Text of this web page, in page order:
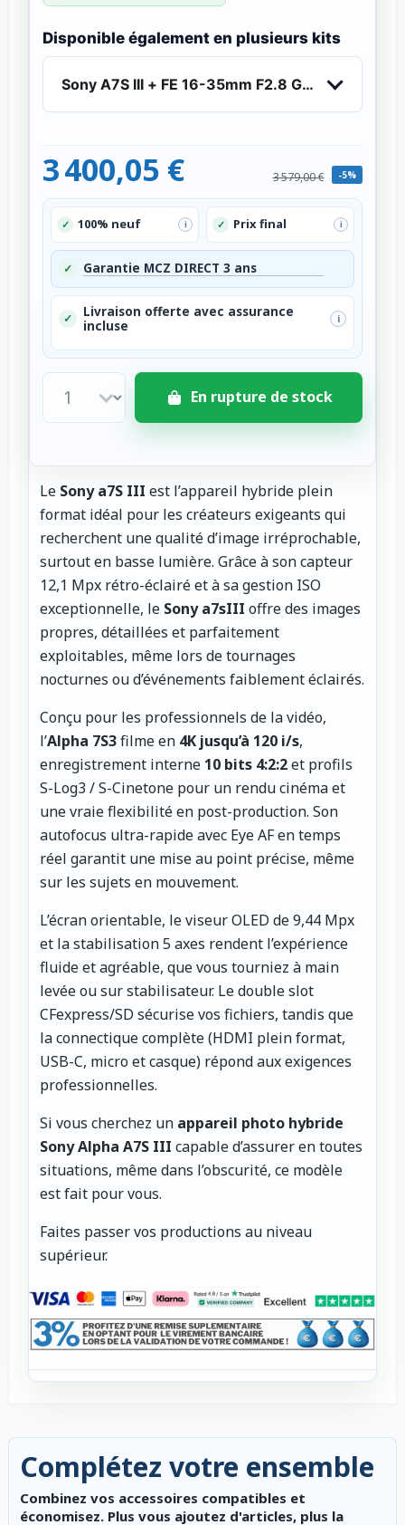
Disponible également en plusieurs kits
Sony A7S III + FE 16-35mm F2.8 GM - Appareil
3 400,05 € 3 579,00 € -5%
✓ 100% neuf i ✓ Prix final i
✓ Garantie MCZ DIRECT 3 ans
✓
Livraison offerte avec assurance
incluse
i
En rupture de stock
Le Sony a7S III est l’appareil hybride plein
format idéal pour les créateurs exigeants qui
recherchent une qualité d’image irréprochable,
surtout en basse lumière. Grâce à son capteur
12,1 Mpx rétro-éclairé et à sa gestion ISO
exceptionnelle, le Sony a7sIII offre des images
propres, détaillées et parfaitement
exploitables, même lors de tournages
nocturnes ou d’événements faiblement éclairés.
Conçu pour les professionnels de la vidéo,
l’Alpha 7S3filme en 4K jusqu’à 120 i/s,
enregistrement interne 10 bits 4:2:2et profils
S-Log3 / S-Cinetone pour un rendu cinéma et
une vraie flexibilité en post-production. Son
autofocus ultra-rapide avec Eye AF en temps
réel garantit une mise au point précise, même
sur les sujets en mouvement.
L’écran orientable, le viseur OLED de 9,44 Mpx
et la stabilisation 5 axes rendent l’expérience
fluide et agréable, que vous tourniez à main
levée ou sur stabilisateur. Le double slot
CFexpress/SD sécurise vos fichiers, tandis que
la connectique complète (HDMI plein format,
USB-C, micro et casque) répond aux exigences
professionnelles.
Si vous cherchez un appareil photo hybride
Sony Alpha A7S III capable d’assurer en toutes
situations, même dans l’obscurité, ce modèle
est fait pour vous.
Faites passer vos productions au niveau
supérieur.
Complétez votre ensemble
Combinez vos accessoires compatibles et
économisez. Plus vous ajoutez d'articles, plus la